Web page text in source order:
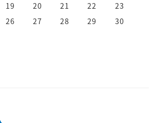
19 20 21 22
23
26 27 28 29
30